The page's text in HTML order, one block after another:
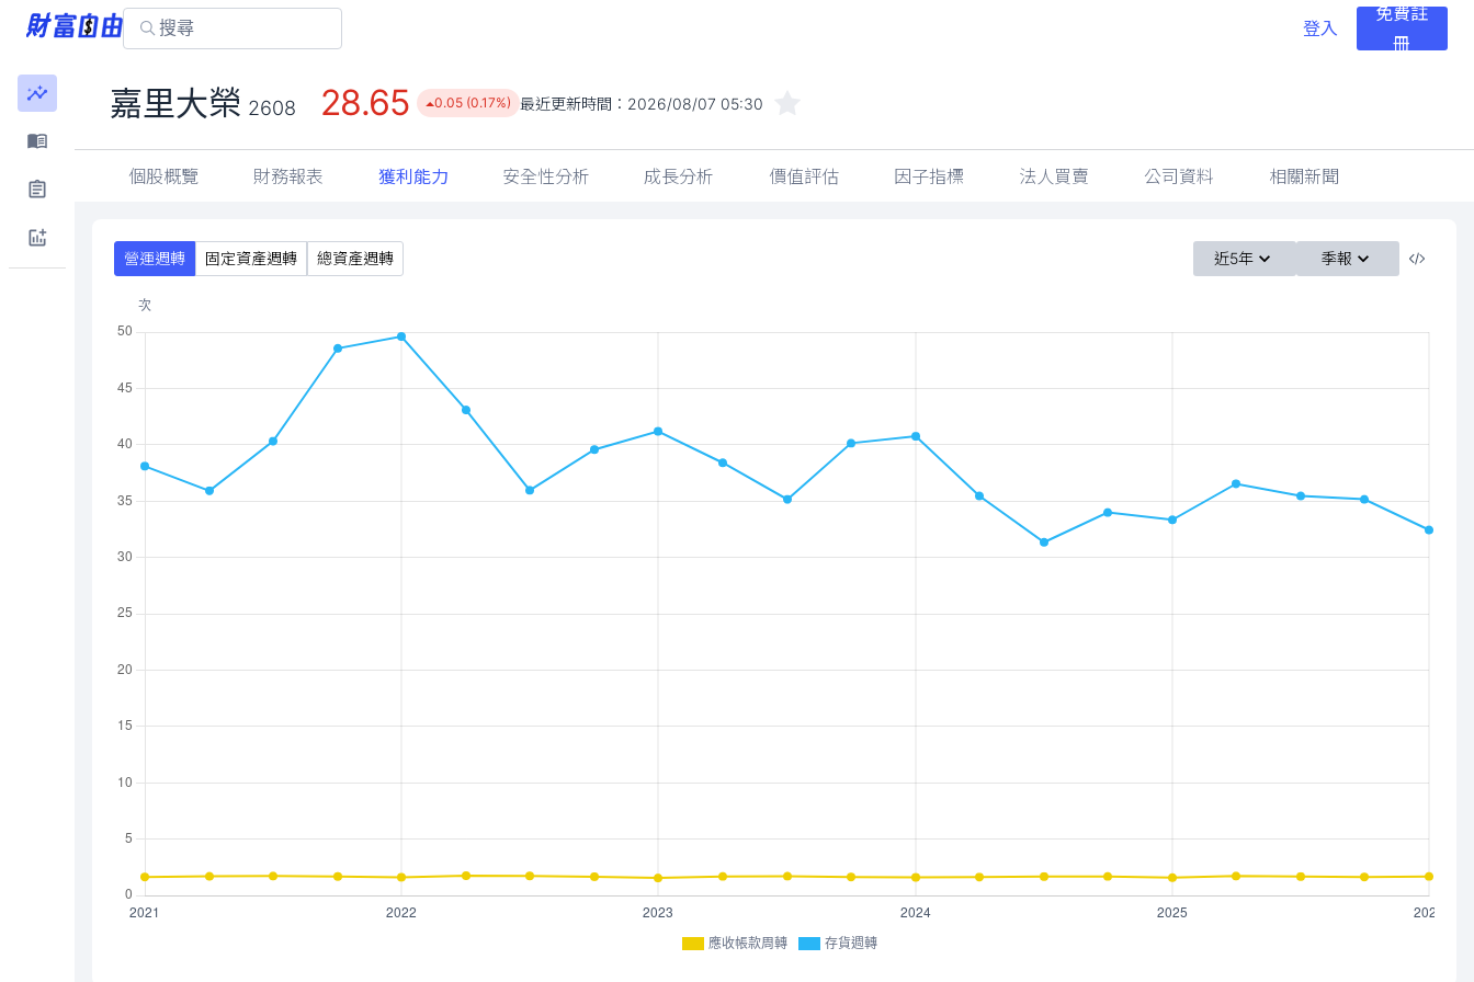
登入
免費註
冊
嘉里大榮 2608 28.65 0.05 (0.17%) 最近更新時間： 2026/08/07 05:30
個股概覽 財務報表 獲利能力 安全性分析 成長分析 價值評估 因子指標 法人買賣 公司資料 相關新聞
營運週轉 固定資產週轉 總資產週轉 近5年 季報
應收帳款周轉 存貨週轉